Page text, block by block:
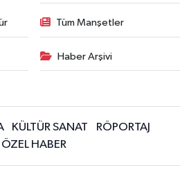
Tüm Manşetler
Haber Arşivi
KÜLTÜR SANAT
RÖPORTAJ
ÖZEL HABER